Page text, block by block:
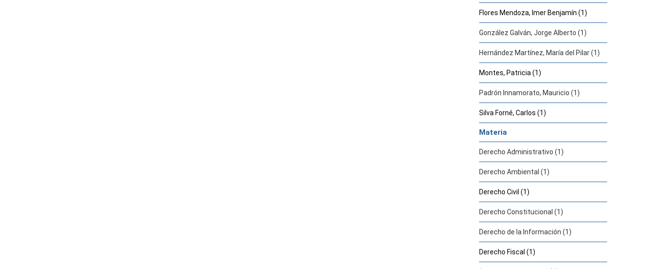
Flores Mendoza, Imer Benjamín (1)
González Galván, Jorge Alberto (1)
Hernández Martínez, María del Pilar (1)
Montes, Patricia (1)
Padrón Innamorato, Mauricio (1)
Silva Forné, Carlos (1)
Materia
Derecho Administrativo (1)
Derecho Ambiental (1)
Derecho Civil (1)
Derecho Constitucional (1)
Derecho de la Información (1)
Derecho Fiscal (1)